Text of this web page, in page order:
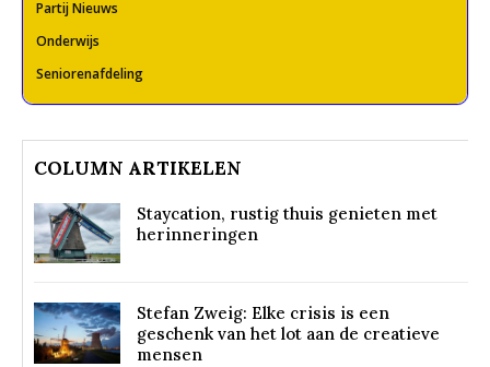
Partij Nieuws
Onderwijs
Seniorenafdeling
COLUMN ARTIKELEN
Staycation, rustig thuis genieten met
herinneringen
Stefan Zweig: Elke crisis is een
geschenk van het lot aan de creatieve
mensen